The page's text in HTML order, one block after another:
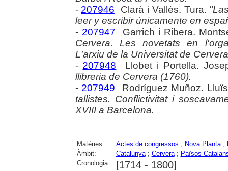
- 207946 Clarà i Vallès. Tura.
leer y escribir únicamente en
- 207947 Garrich i Ribera.
Cervera. Les novetats en
L'arxiu de la Universitat de
- 207948 Llobet i Portella.
llibreria de Cervera (1760).
- 207949 Rodríguez Muñoz.
tallistes. Conflictivitat i
XVIII a Barcelona.
Matèries: Actes de congressos ; Nova Planta;
Àmbit:
Catalunya; Cervera; Països
Cronologia:
[1714 - 1800]